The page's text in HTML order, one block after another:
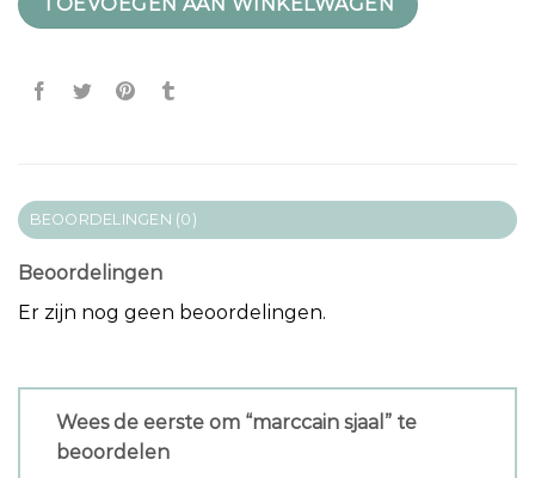
BEOORDELINGEN (0)
Beoordelingen
Er zijn nog geen beoordelingen.
Wees de eerste om “marccain sjaal” te
beoordelen